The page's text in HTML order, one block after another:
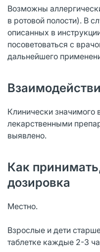
Возможны
в ротовой полости). В
описанных в
посоветоваться с
дальнейшего
Клинически значимого
лекарственными
выявлено.
Как
дозировка
Местно.
Взрослые и дети
таблетке каждые 2-3